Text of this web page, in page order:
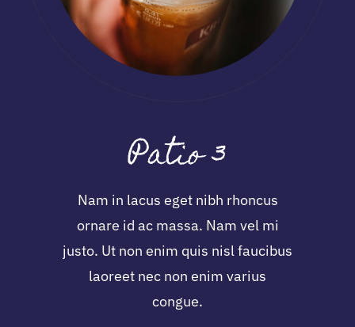
Patio 3
Nam in lacus eget nibh rhoncus
ornare id ac massa. Nam vel mi
justo. Ut non enim quis nisl faucibus
laoreet nec non enim varius
congue.